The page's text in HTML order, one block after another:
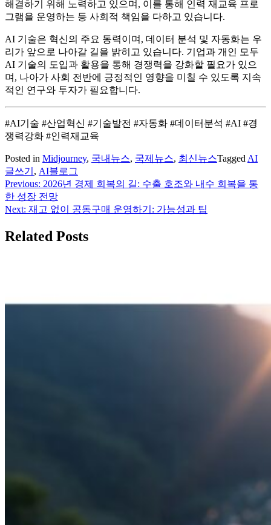
해결하기 위해 노력하고 있으며, 이를 통해 인력 재교육 프로
그램을 운영하는 등 사회적 책임을 다하고 있습니다.
AI 기술은 혁신의 주요 동력이며, 데이터 분석 및 자동화는 우
리가 앞으로 나아갈 길을 밝히고 있습니다. 기업과 개인 모두
AI 기술의 도입과 활용을 통해 경쟁력을 강화할 필요가 있으
며, 나아가 사회 전반에 긍정적인 영향을 미칠 수 있도록 지속
적인 연구와 투자가 필요합니다.
#AI기술 #산업혁신 #기술발전 #자동화 #데이터분석 #AI #경
쟁력강화 #인력재교육
Posted in Midjourney, 국내뉴스, 국제뉴스, 최신뉴스Tagged AI
글쓰기 , AI블로그
글
탐
Previous: 2026년 경제 회복의 길: 수출 호조와 내수 회복을 통
한 성장 전망
Next: 재고 없이 공동구매 운영하기: 가능성과 팁
Related Posts